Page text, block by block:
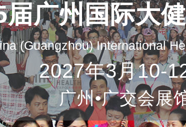
广州国际大
(Guangzhou) International
2027年3月10-
广州•广交会展